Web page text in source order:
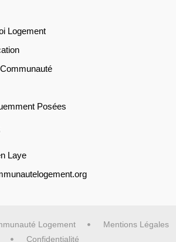
Logement
Posées
Laye
Logement
Mentions Légales
Confidentialité